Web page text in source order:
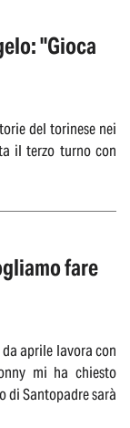
"Gioca
del torinese nei
il terzo turno con
fare
aprile lavora con
mi ha chiesto
di Santopadre sarà